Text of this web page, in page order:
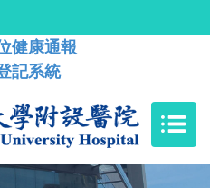
健康通報
記系統